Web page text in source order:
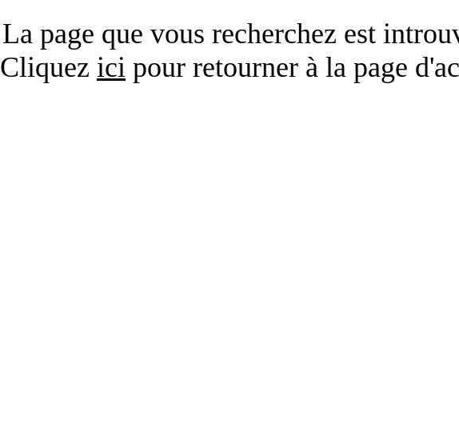
La page que vous recherchez est
Cliquez ici pour retourner à la page